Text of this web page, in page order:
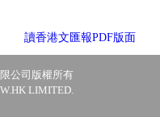
讀香港文匯報PDF版面
公司版權所有
LIMITED.